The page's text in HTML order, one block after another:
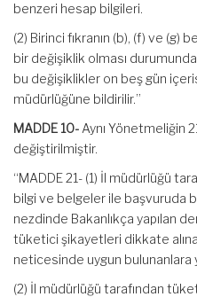
benzeri hesap bilgileri.
(2) Birinci fıkranın (b), (f) ve
bir değişiklik olması
bu değişiklikler on beş gün
müdürlüğüne bildirilir.”
MADDE 10- Aynı Yönetmeliğin
değiştirilmiştir.
“MADDE 21- (1) İl müdürlüğü
bilgi ve belgeler ile başvuruda
nezdinde Bakanlıkça yapılan
tüketici şikayetleri dikkate
neticesinde uygun bulunanlara
(2) İl müdürlüğü tarafından